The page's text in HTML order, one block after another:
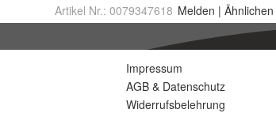
Artikel Nr.: 0079347618 Melden | Ähnlichen
Impressum
AGB & Datenschutz
Widerrufsbelehrung